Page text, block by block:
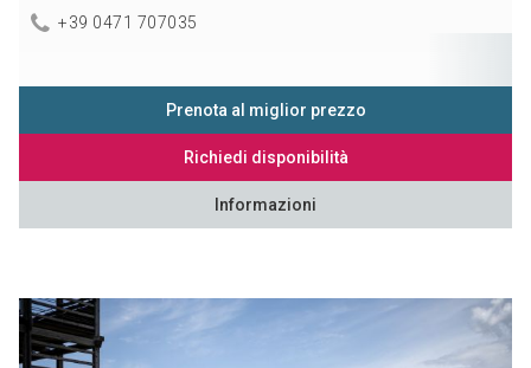
+39 0471 707035
Prenota al miglior prezzo
Richiedi disponibilità
Informazioni